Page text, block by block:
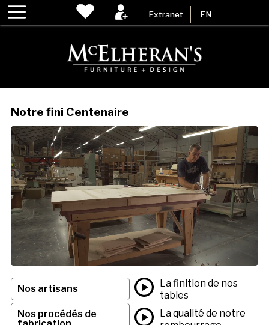
Extranet EN
Notre fini Centenaire
Nos artisans
Nos procédés de
La finition de nos
tables
La qualité de notre